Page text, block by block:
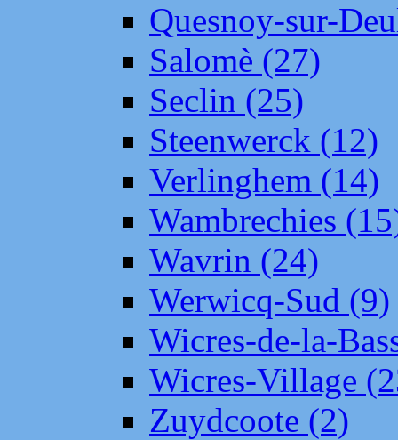
Quesnoy-sur-
Salomè (27)
Seclin (25)
Steenwerck (12)
Verlinghem (14)
Wambrechies
Wavrin (24)
Werwicq-Sud (9)
Wicres-de-la-
Wicres-Village
Zuydcoote (2)